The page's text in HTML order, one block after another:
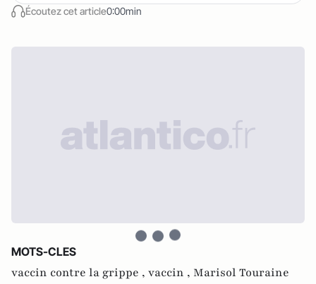
Écoutez cet article0:00min
MOTS-CLES
vaccin contre la grippe , vaccin , Marisol Touraine